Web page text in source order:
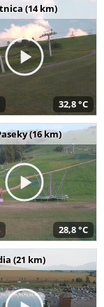
(14 km)
32,8 °C
(16 km)
28,8 °C
(21 km)